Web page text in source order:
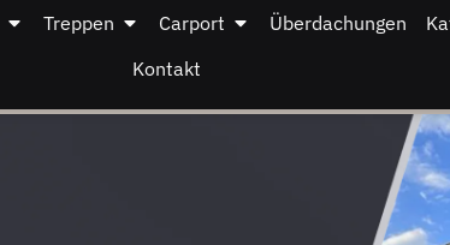
Treppen Carport Überdachungen
Kontakt